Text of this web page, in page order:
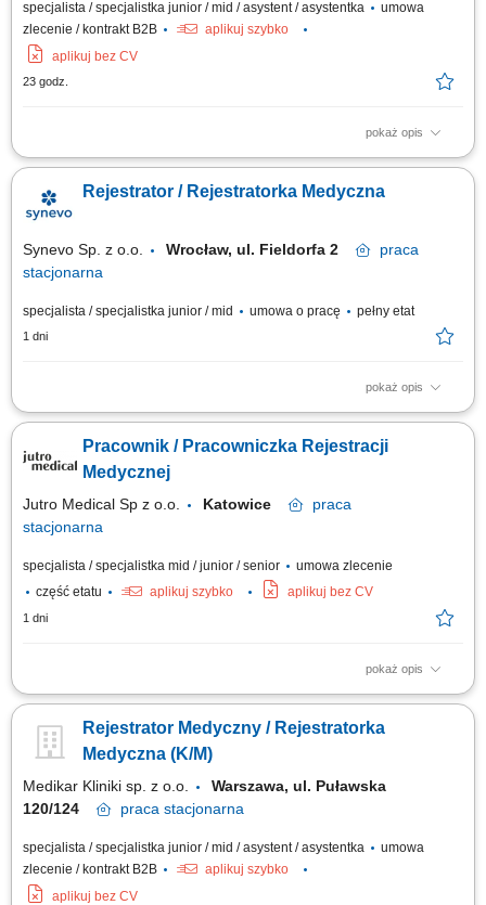
specjalista / specjalistka junior / mid / asystent / asystentka
umowa
zlecenie / kontrakt B2B
aplikuj szybko
aplikuj bez CV
23 godz.
pokaż opis
bezpośredni i telefoniczny kontakt z pacjentami, rejestracja wizyt i usług
administracyjne, obsługa systemów informatycznych, wprowadzanie
danych i dbanie o prawidłowy obieg dokumentów, sprawna obsługa
Rejestrator / Rejestratorka Medyczna
Synevo Sp. z o.o. Wrocław, ul. Fieldorfa 2
praca
stacjonarna
specjalista / specjalistka junior / mid umowa o pracę pełny etat
1 dni
pokaż opis
Opis stanowiska Prowadzenie dokumentacji medycznej, zgodnie ze
przychodzących i wychodzących; Zapewnienie prawidłowego obiegu
dokumentacji medycznej wewnątrz laboratorium; Ewidencjonowanie
Pracownik / Pracowniczka Rejestracji
Medycznej
Jutro Medical Sp z o.o. Katowice
praca
stacjonarna
specjalista / specjalistka mid / junior / senior
umowa zlecenie
część etatu
aplikuj szybko aplikuj bez CV
1 dni
pokaż opis
Opis stanowiska profesjonalna obsługa Pacjentów w placówce
weryfikowanie danych Pacjentów i kompletowanie wymaganej
dokumentacji; udzielanie informacji o dostępnych usługach oraz
Rejestrator Medyczny / Rejestratorka
Medyczna (K/M)
Medikar Kliniki sp. z o.o.
Warszawa, ul. Puławska
120/124
praca stacjonarna
specjalista / specjalistka junior / mid / asystent / asystentka
umowa
zlecenie / kontrakt B2B
aplikuj szybko
aplikuj bez CV